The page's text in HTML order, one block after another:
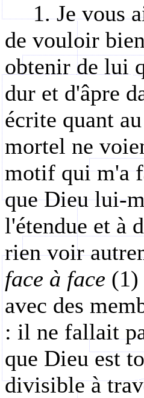
1. Je vous
de vouloir
obtenir de lui
dur et d'âpre
écrite quant
mortel ne
motif qui m'a
que Dieu lui-
l'étendue et à
rien voir
face à face (1)
avec des
: il ne fallait
que Dieu est
divisible à